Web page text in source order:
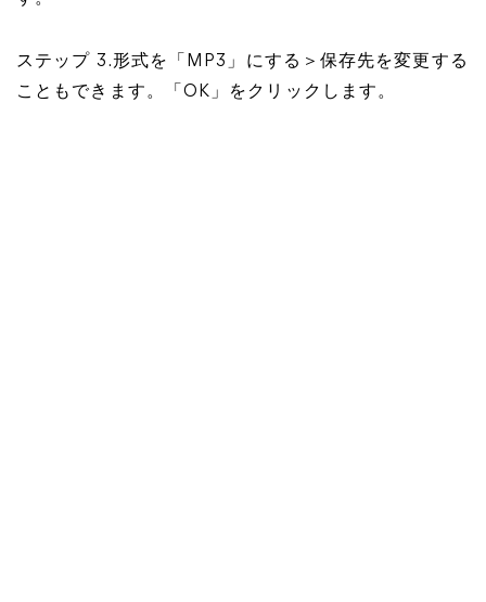
ステップ 3.形式を「MP3」にする＞保存先を変更する
こともできます。「OK」をクリックします。